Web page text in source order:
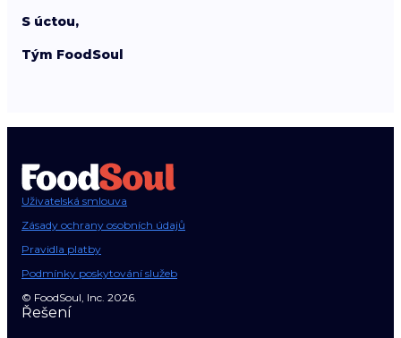
S úctou,
Tým FoodSoul
Uživatelská smlouva
Zásady ochrany osobních údajů
Pravidla platby
Podmínky poskytování služeb
© FoodSoul, Inc. 2026.
Řešení